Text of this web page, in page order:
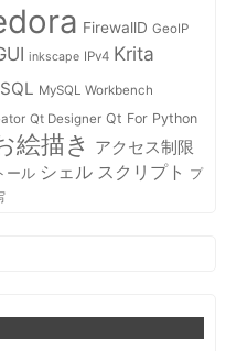
FirewallD GeoIP
inkscape IPv4 Krita
MySQL Workbench
Qt Designer Qt For Python
絵描き アクセス制限
ール シェル スクリプト
プ